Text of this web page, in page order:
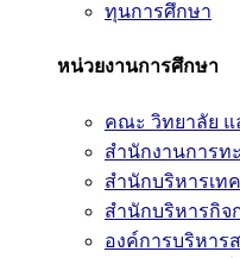
ทุนการศึกษา
หน่วยงานการศึกษา
คณะ วิทยาลัย แ
สำนักงานการท
สำนักบริหารเท
สำนักบริหารกิจ
องค์การบริหาร